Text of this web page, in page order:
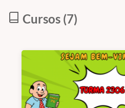
Cursos (7)